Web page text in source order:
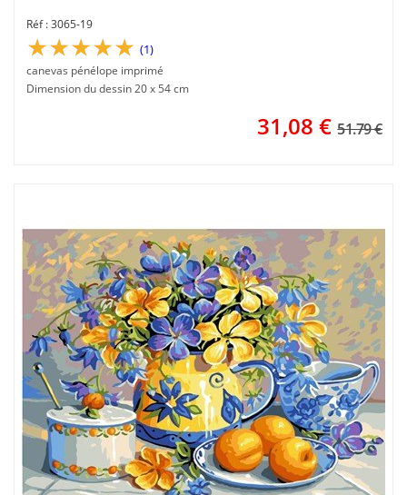
3065-19
(1)
canevas pénélope imprimé
Dimension du dessin 20 x 54 cm
31,08 € 51.79 €